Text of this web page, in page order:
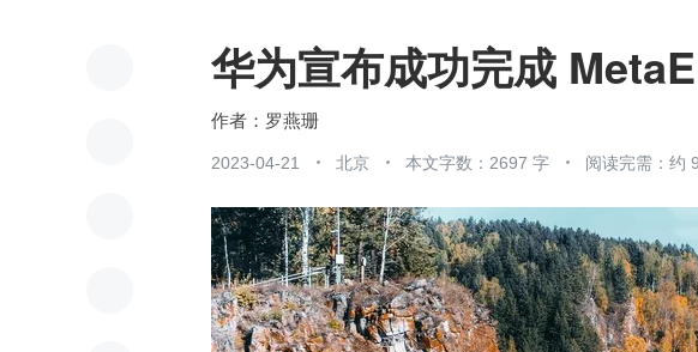
华为宣布成功完成
罗燕珊
2023-04-21 北京 本文字数：2697 字 阅读完需：约